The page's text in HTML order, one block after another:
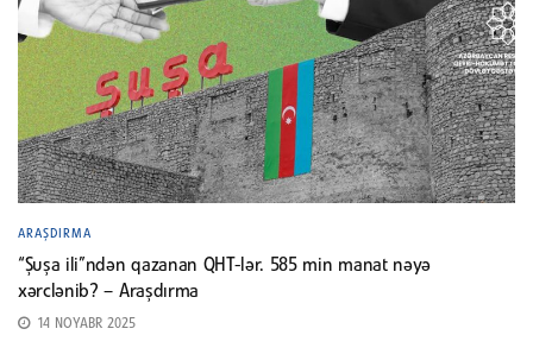
ARAŞDIRMA
“Şuşa ili”ndən qazanan QHT-lər. 585 min manat nəyə
xərclənib? – Araşdırma
14 NOYABR 2025